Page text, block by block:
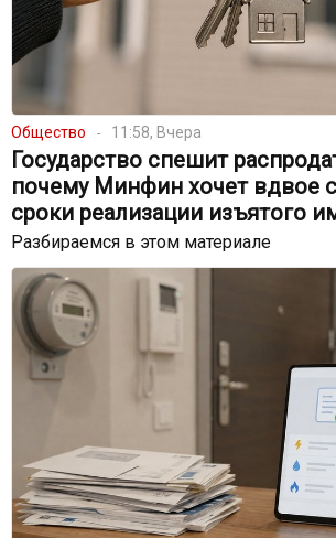
Общество 11:58, Вчера
Государство спешит
почему Минфин хочет вдвое
сроки реализации изъятого
Разбираемся в этом материале